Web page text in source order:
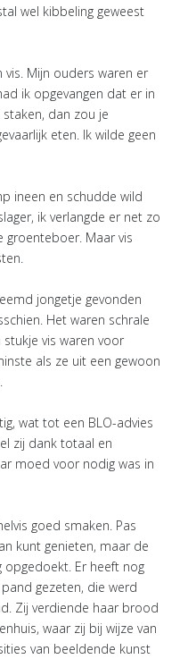
wel kibbeling geweest
vis. Mijn ouders waren er
ik opgevangen dat er in
dan zou je
eten. Ik wilde geen
ineen en schudde wild
ik verlangde er net zo
groenteboer. Maar vis
jongetje gevonden
Het waren schrale
vis waren voor
als ze uit een gewoon
wat tot een BLO-advies
zij dank totaal en
moed voor nodig was in
goed smaken. Pas
kunt genieten, maar de
opgedoekt. Er heeft nog
gezeten, die werd
Zij verdiende haar brood
waar zij bij wijze van
van beeldende kunst